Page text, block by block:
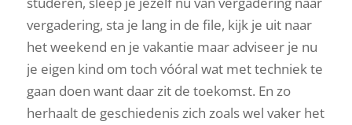
vergadering, sta je lang in de file, kijk je uit naar
het weekend en je vakantie maar adviseer je nu
je eigen kind om toch vóóral wat met techniek te
gaan doen want daar zit de toekomst. En zo
herhaalt de geschiedenis zich zoals wel vaker het